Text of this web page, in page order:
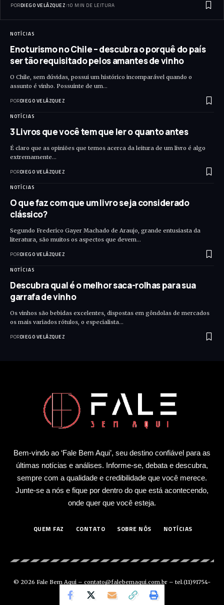
PORDIEGO VELÁZQUEZ 10 MIN DE LEITURA
NOTÍCIAS
Enoturismo no Chile – descubra o porquê do país
ser tão requisitado pelos amantes de vinho
O Chile, sem dúvidas, possui um histórico incomparável quando o
assunto é vinho. Possuinte de um…
PORDIEGO VELÁZQUEZ
NOTÍCIAS
3 Livros que você tem que ler o quanto antes
É claro que as opiniões que temos acerca da leitura de um livro é algo
extremamente…
PORDIEGO VELÁZQUEZ
NOTÍCIAS
O que faz com que um livro seja considerado
clássico?
Segundo Frederico Gayer Machado de Araujo, grande entusiasta da
literatura, são muitos os aspectos que devem…
PORDIEGO VELÁZQUEZ
NOTÍCIAS
Descubra qual é o melhor saca-rolhas para sua
garrafa de vinho
Os vinhos são bebidas excelentes, dispostas em gôndolas de mercados
os mais variados rótulos, o especialista…
PORDIEGO VELÁZQUEZ
Bem-vindo ao ‘Fale Bem Aqui’, seu destino confiável para as
últimas notícias e análises. Informe-se, debata e descubra,
sempre com a qualidade e credibilidade que você merece.
Junte-se a nós e fique por dentro do que está acontecendo,
onde quer que você esteja.
QUEM FAZ CONTATO SOBRE NÓS NOTÍCIAS
© 2026 Fale Bem Aqui – contato@falebemaqui.com.br – tel.(11)91754-
6532